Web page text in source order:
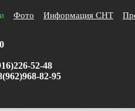
Фото Информация СНТ
52-48
82-95